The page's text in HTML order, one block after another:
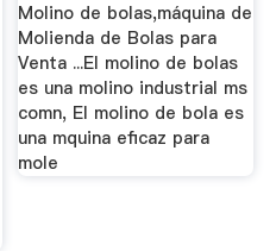
Molino de bolas,máquina de
Molienda de Bolas para
Venta ...El molino de bolas
es una molino industrial ms
comn, El molino de bola es
una mquina eficaz para
mole